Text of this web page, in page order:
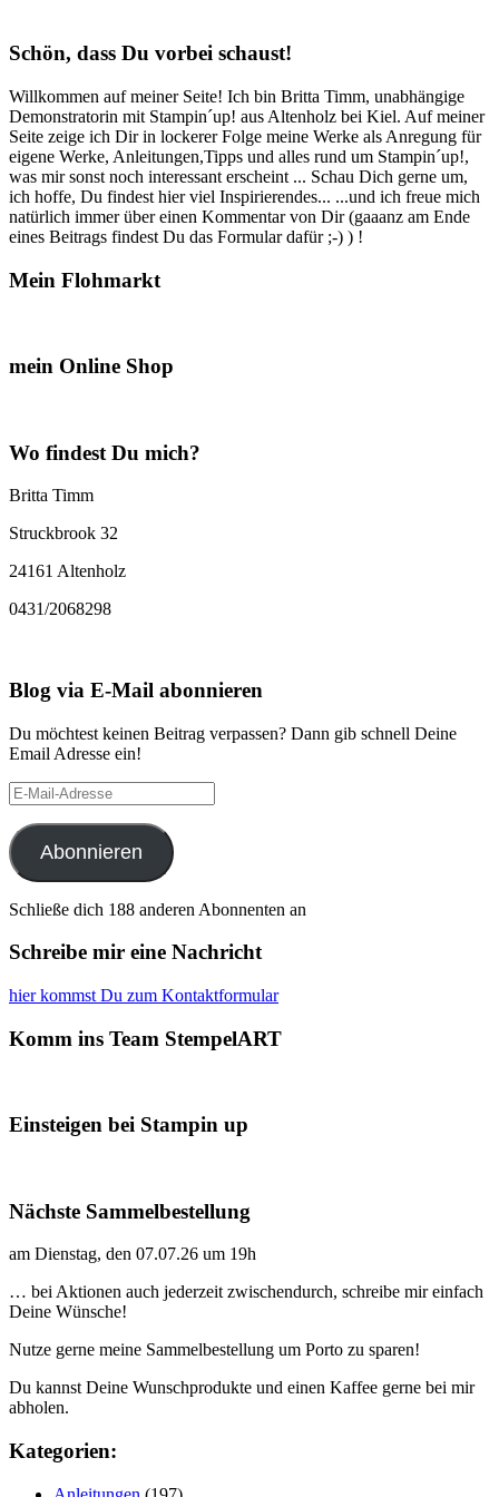
Schön, dass Du vorbei schaust!
Willkommen auf meiner Seite! Ich bin Britta Timm, unabhängige
Demonstratorin mit Stampin´up! aus Altenholz bei Kiel. Auf meiner
Seite zeige ich Dir in lockerer Folge meine Werke als Anregung für
eigene Werke, Anleitungen,Tipps und alles rund um Stampin´up!,
was mir sonst noch interessant erscheint ... Schau Dich gerne um,
ich hoffe, Du findest hier viel Inspirierendes... ...und ich freue mich
natürlich immer über einen Kommentar von Dir (gaaanz am Ende
eines Beitrags findest Du das Formular dafür ;-) ) !
Mein Flohmarkt
mein Online Shop
Wo findest Du mich?
Britta Timm
Struckbrook 32
24161 Altenholz
0431/2068298
Blog via E-Mail abonnieren
Du möchtest keinen Beitrag verpassen? Dann gib schnell Deine
Email Adresse ein!
E-
Mail-
Adresse
Abonnieren
Schließe dich 188 anderen Abonnenten an
Schreibe mir eine Nachricht
hier kommst Du zum Kontaktformular
Komm ins Team StempelART
Einsteigen bei Stampin up
Nächste Sammelbestellung
am Dienstag, den 07.07.26 um 19h
… bei Aktionen auch jederzeit zwischendurch, schreibe mir einfach
Deine Wünsche!
Nutze gerne meine Sammelbestellung um Porto zu sparen!
Du kannst Deine Wunschprodukte und einen Kaffee gerne bei mir
abholen.
Kategorien: